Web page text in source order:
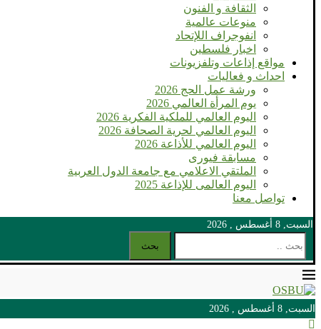
الثقافة و الفنون
منوعات عالمية
انفوجراف اللإتحاد
اخبار فلسطين
مواقع إذاعات وتلفزيونات
احداث و فعاليات
ورشة عمل الحج 2026
يوم المرأة العالمي 2026
اليوم العالمي للملكية الفكرية 2026
اليوم العالمي لحرية الصحافة 2026
اليوم العالمي للأذاعة 2026
مسابقة فيورى
الملتقي الاعلامي مع جامعة الدول العربية
اليوم العالمى للإذاعة 2025
تواصل معنا
السبت, 8 أغسطس , 2026
بحث
السبت, 8 أغسطس , 2026